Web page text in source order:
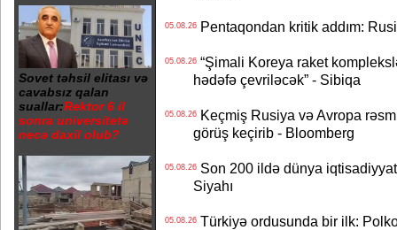
Sovet təhsil elitası və
cavabsız qalan
suallar:Rektor 6 il
sonra universitetə
necə daxil olub?
05.08.26Pentaqondan kritik addım:
05.08.26“Şimali Koreya raket
hədəfə çevriləcək” - Sibiqa
05.08.26Keçmiş Rusiya və Avropa
görüş keçirib - Bloomberg
05.08.26Son 200 ildə dünya
Siyahı
05.08.26Türkiyə ordusunda bir ilk: